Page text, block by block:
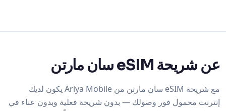
عن شريحة eSIM سان مارتن
مع شريحة eSIM سان مارتن من Ariya Mobile يكون لديك
إنترنت محمول فور وصولك — بدون شريحة فعلية وبدون عناء في